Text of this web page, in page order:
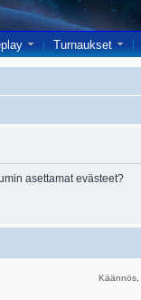
Turnaukset
asettamat evästeet?